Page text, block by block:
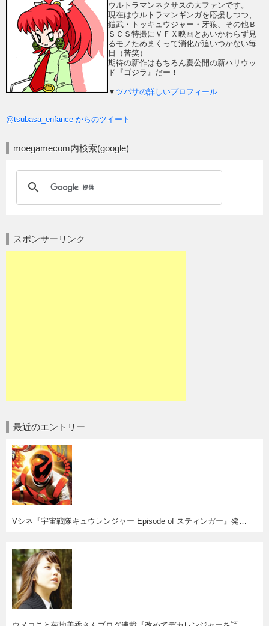
ウルトラマンネクサスの大ファンです。
現在はウルトラマンギンガを応援しつつ、
鎧武・トッキュウジャー・牙狼、その他Ｂ
ＳＣＳ特撮にＶＦＸ映画とあいかわらず見
るモノためまくって消化が追いつかない毎
日（苦笑）
期待の新作はもちろん夏公開の新ハリウッ
ド『ゴジラ』だー！
▼ ツバサの詳しいプロフィール
@tsubasa_enfance からのツイート
moegamecom内検索(google)
スポンサーリンク
最近のエントリー
Vシネ『宇宙戦隊キュウレンジャー Episode of スティンガー』発売決定！妄想はかどるわー(^o^)